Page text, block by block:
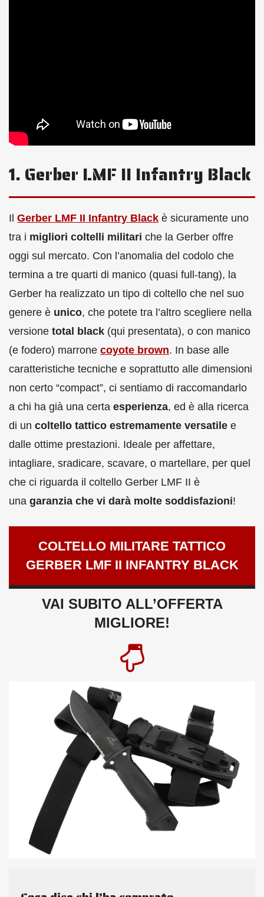
1. Gerber LMF II Infantry Black
Il Gerber LMF II Infantry Black è sicuramente uno
tra i migliori coltelli militari che la Gerber offre
oggi sul mercato. Con l’anomalia del codolo che
termina a tre quarti di manico (quasi full-tang), la
Gerber ha realizzato un tipo di coltello che nel suo
genere è unico, che potete tra l’altro scegliere nella
versione total black (qui presentata), o con manico
(e fodero) marrone coyote brown. In base alle
caratteristiche tecniche e soprattutto alle dimensioni
non certo “compact”, ci sentiamo di raccomandarlo
a chi ha già una certa esperienza, ed è alla ricerca
di un coltello tattico estremamente versatile e
dalle ottime prestazioni. Ideale per affettare,
intagliare, sradicare, scavare, o martellare, per quel
che ci riguarda il coltello Gerber LMF II è
una garanzia che vi darà molte soddisfazioni!
COLTELLO MILITARE TATTICO
GERBER LMF II INFANTRY BLACK
VAI SUBITO ALL’OFFERTA
MIGLIORE!